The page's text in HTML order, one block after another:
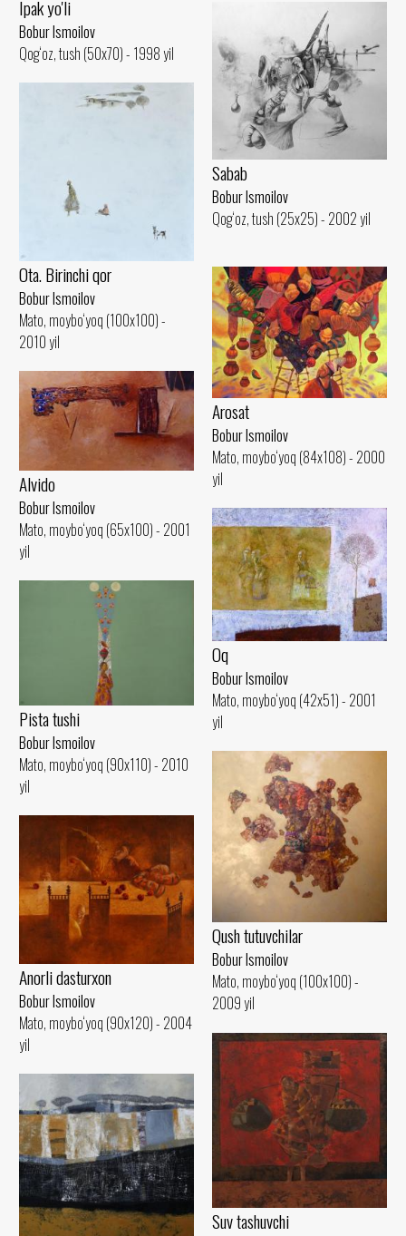
Ipak yo'li
Bobur Ismoilov
Qog‘oz, tush (50x70) - 1998 yil
Sabab
Bobur Ismoilov
Qog‘oz, tush (25x25) - 2002 yil
Ota. Birinchi qor
Bobur Ismoilov
Mato, moybo‘yoq (100x100) -
2010 yil
Arosat
Bobur Ismoilov
Mato, moybo‘yoq (84x108) - 2000
yil
Alvido
Bobur Ismoilov
Mato, moybo‘yoq (65x100) - 2001
yil
Oq
Bobur Ismoilov
Mato, moybo‘yoq (42x51) - 2001
yil
Pista tushi
Bobur Ismoilov
Mato, moybo‘yoq (90x110) - 2010
yil
Qush tutuvchilar
Bobur Ismoilov
Mato, moybo‘yoq (100x100) -
2009 yil
Anorli dasturxon
Bobur Ismoilov
Mato, moybo‘yoq (90x120) - 2004
yil
Suv tashuvchi